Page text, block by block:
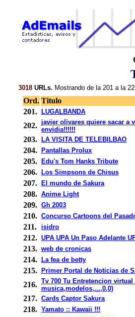
3018 URLs. Mostrando de la 201 a la
Ord. Titulo
201.
LUGALBANDA
202. javier olivares quiere sacar a
envidia!!!!!!
203. LA VISITA DE TELEBILBAO
204. Pantallas Prolux
205. Edu's Tom Hanks Tribute
206. Los Simpsons de Chisus
207. El mundo de Sakura
208. Anime Light
209. Gh 2003
210. Concurso Cartoons del
211. isidro
212. UPA UPA Un Paso Adelante
213. web de cronicas
214. La fea de betty
215. Primer Portal de Noticias de
216. Tv 700 Tu Entretencion
musica,modelos,...,0,0)
217. Cards Captor Sakura
218. Yamato :: Kawaii !!!